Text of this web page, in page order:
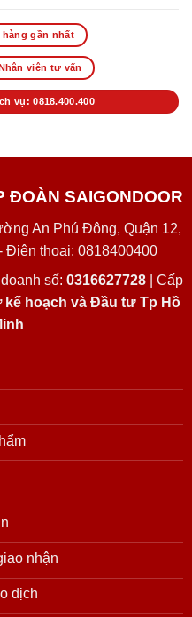
hàng gần nhất
viên tư vấn
vụ: 0818.400.400
ĐOÀN SAIGONDOOR
An Phú Đông, Quận 12,
Điện thoại: 0818400400
số: 0316627728| Cấp
kế hoạch và Đầu tư Tp Hồ
nhận
dịch